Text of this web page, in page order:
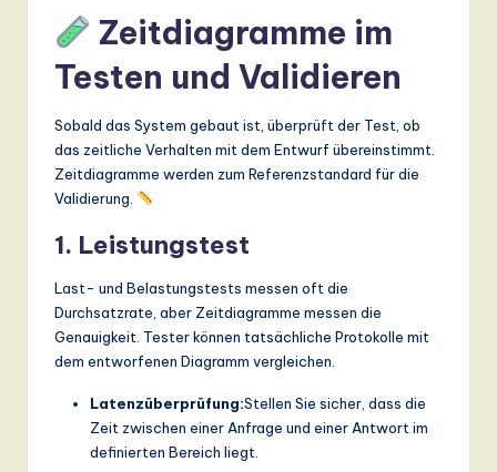
Zeitdiagramme im
Testen und Validieren
Sobald das System gebaut ist, überprüft der Test, ob
das zeitliche Verhalten mit dem Entwurf übereinstimmt.
Zeitdiagramme werden zum Referenzstandard für die
Validierung.
1. Leistungstest
Last- und Belastungstests messen oft die
Durchsatzrate, aber Zeitdiagramme messen die
Genauigkeit. Tester können tatsächliche Protokolle mit
dem entworfenen Diagramm vergleichen.
Latenzüberprüfung:Stellen Sie sicher, dass die
Zeit zwischen einer Anfrage und einer Antwort im
definierten Bereich liegt.